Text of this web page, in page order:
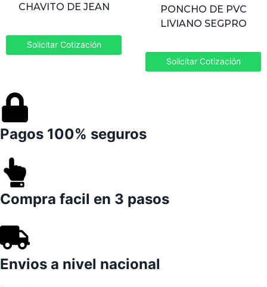
CHAVITO DE JEAN
Solicitar Cotización
PONCHO DE PVC
LIVIANO SEGPRO
Solicitar Cotización
Pagos 100% seguros
Compra facil en 3 pasos
Envios a nivel nacional